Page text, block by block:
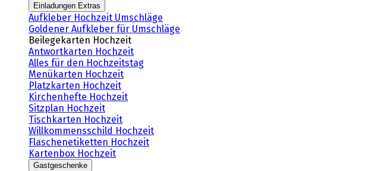
Einladungen Extras
Aufkleber Hochzeit Umschläge
Goldener Aufkleber für Umschläge
Beilegekarten Hochzeit
Antwortkarten Hochzeit
Alles für den Hochzeitstag
Menükarten Hochzeit
Platzkarten Hochzeit
Kirchenhefte Hochzeit
Sitzplan Hochzeit
Tischkarten Hochzeit
Willkommensschild Hochzeit
Flaschenetiketten Hochzeit
Kartenbox Hochzeit
Gastgeschenke